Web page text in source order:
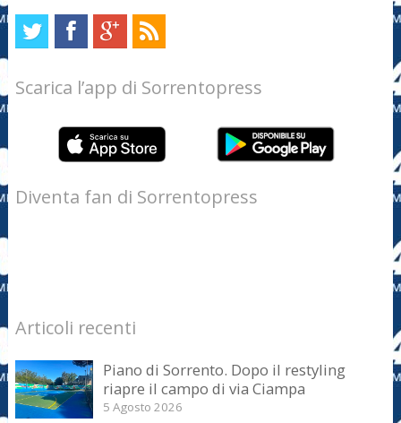
Scarica l’app di Sorrentopress
Diventa fan di Sorrentopress
Articoli recenti
Piano di Sorrento. Dopo il restyling
riapre il campo di via Ciampa
5 Agosto 2026